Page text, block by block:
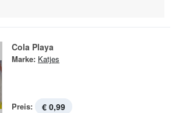
Cola Playa
Marke: Katjes
Preis: € 0,99